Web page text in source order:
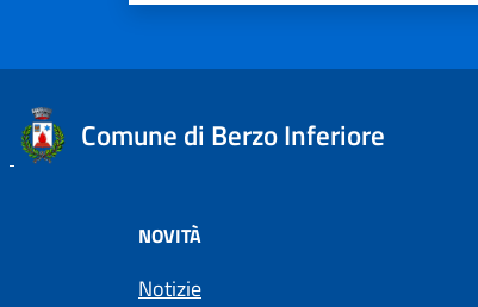
Comune di Berzo Inferiore
NOVITÀ
Notizie